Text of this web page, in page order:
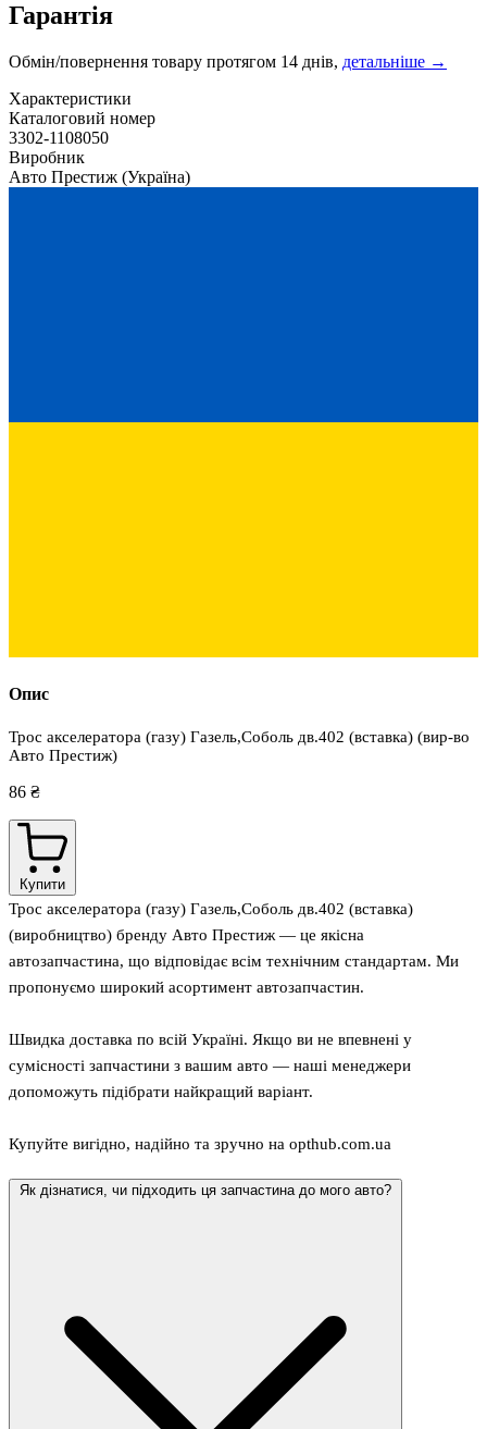
Гарантія
Обмін/повернення товару протягом 14 днів, детальніше →
Характеристики
Каталоговий номер
3302-1108050
Виробник
Авто Престиж (Україна)
Опис
Трос акселератора (газу) Газель,Соболь дв.402 (вставка) (вир-во
Авто Престиж)
86 ₴
Купити
Трос акселератора (газу) Газель,Соболь дв.402 (вставка)
(виробництво) бренду Авто Престиж — це якісна
автозапчастина, що відповідає всім технічним стандартам. Ми
пропонуємо широкий асортимент автозапчастин.
Швидка доставка по всій Україні. Якщо ви не впевнені у
сумісності запчастини з вашим авто — наші менеджери
допоможуть підібрати найкращий варіант.
Купуйте вигідно, надійно та зручно на opthub.com.ua
Як дізнатися, чи підходить ця запчастина до мого авто?